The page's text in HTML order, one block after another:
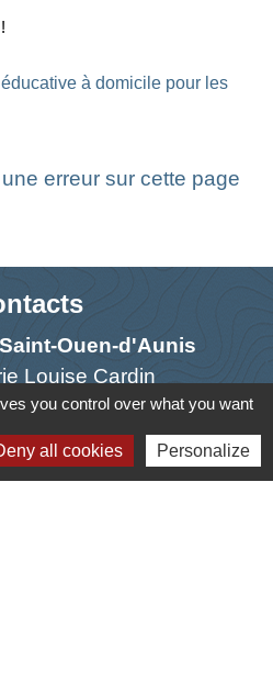
à domicile pour les
erreur sur cette page
Ouen-d'Aunis
Louise Cardin
d'Aunis - FRANCE
01 40 64
you control over what you want
all cookies Personalize